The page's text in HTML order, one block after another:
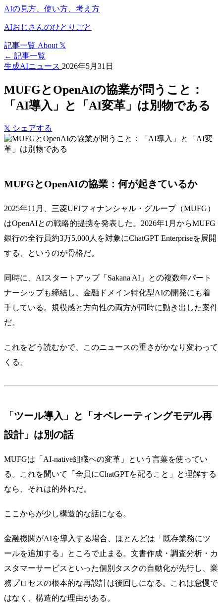
AIの見方、使い方、考え方
AIおじさんのひとりごと
記事一覧 About 𝕏
← 記事一覧
生成AIニュース 2026年5月31日
MUFGとOpenAIの協業が問うこと：
「AI導入」と「AI変革」は別物である
𝕏 シェアする
MUFGとOpenAIの協業：何が起きているか
2025年11月、三菱UFJフィナンシャル・グループ（MUFG）
はOpenAIとの戦略的提携を発表した。2026年1月からMUFG
銀行の全行員約3万5,000人を対象にChatGPT Enterpriseを展開
する、というのが骨格だ。
同時に、AIスタートアップ「Sakana AI」との複数年パート
ナーシップも締結し、金融ドメイン特化型AIの開発にも着
手している。規模感と方向性の両方が同時に動き出した案件
だ。
これをどう読むかで、このニュースの重さがかなり変わって
くる。
「ツール導入」と「オペレーティングモデル再
設計」は別の話
MUFGは「AI-native組織への変革」という言葉を使ってい
る。これを聞いて「全員にChatGPTを配ること」と理解する
なら、それは的外れだ。
ここからが少し構造的な話になる。
金融機関がAIを導入する場合、ほとんどは「既存業務にツ
ールを追加する」ところで止まる。文書作成・調査分析・カ
スタマーサービスといった個別タスクの自動化が先行し、業
務プロセスの根本的な再設計は後回しになる。これは怠慢で
はなく、構造的な理由がある。